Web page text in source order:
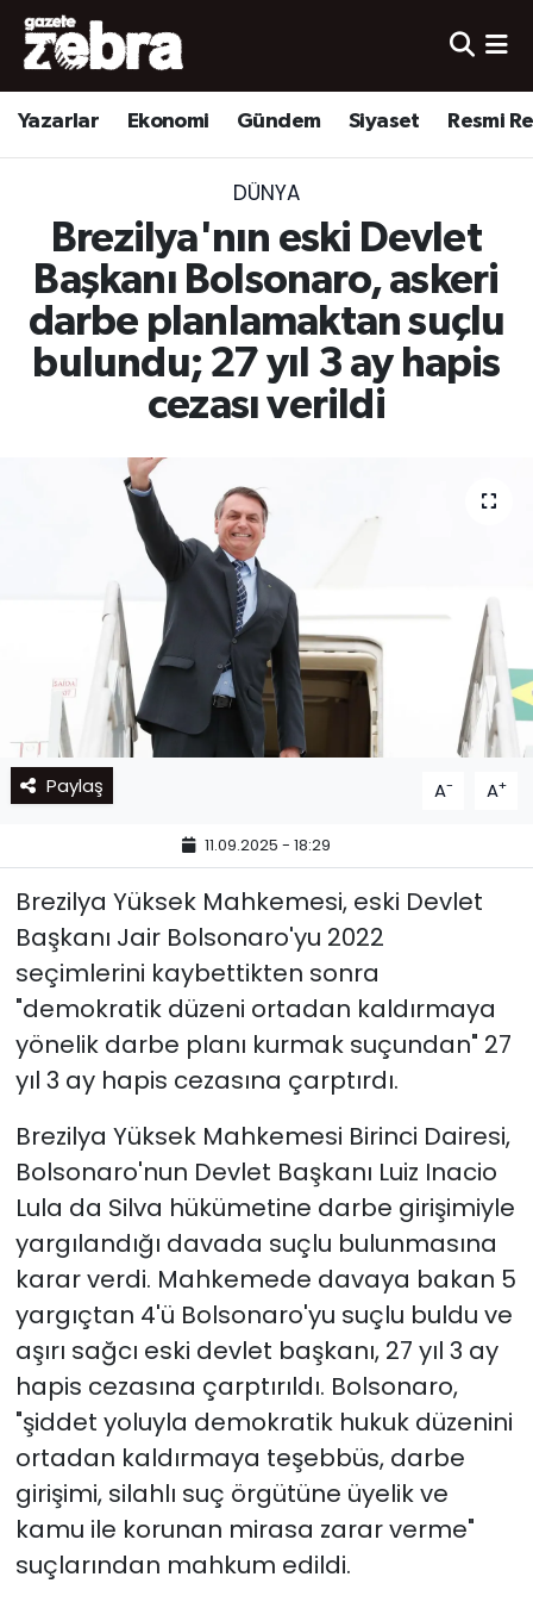
Yazarlar Ekonomi Gündem Siyaset Resmi
DÜNYA
Brezilya'nın eski Devlet
Başkanı Bolsonaro, askeri
darbe planlamaktan suçlu
bulundu; 27 yıl 3 ay hapis
cezası verildi
Paylaş A- A+
11.09.2025 - 18:29
Brezilya Yüksek Mahkemesi, eski Devlet
Başkanı Jair Bolsonaro'yu 2022
seçimlerini kaybettikten sonra
"demokratik düzeni ortadan kaldırmaya
yönelik darbe planı kurmak suçundan" 27
yıl 3 ay hapis cezasına çarptırdı.
Brezilya Yüksek Mahkemesi Birinci Dairesi,
Bolsonaro'nun Devlet Başkanı Luiz Inacio
Lula da Silva hükümetine darbe girişimiyle
yargılandığı davada suçlu bulunmasına
karar verdi. Mahkemede davaya bakan 5
yargıçtan 4'ü Bolsonaro'yu suçlu buldu ve
aşırı sağcı eski devlet başkanı, 27 yıl 3 ay
hapis cezasına çarptırıldı. Bolsonaro,
"şiddet yoluyla demokratik hukuk düzenini
ortadan kaldırmaya teşebbüs, darbe
girişimi, silahlı suç örgütüne üyelik ve
kamu ile korunan mirasa zarar verme"
suçlarından mahkum edildi.
Yazarlar
Ekonomi
Yerel
Spor
Nöbetçi Eczaneler
Hava Durumu
Süper Lig Puan Durumu ve Fikstür
Tüm Manşetler
Son Dakika Haberleri
Haber Arşivi